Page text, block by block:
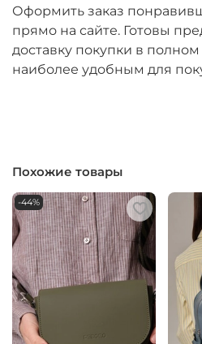
Оформить заказ
прямо на сайте. Готовы
доставку покупки в
наиболее удобным для
Похожие товары
-44%